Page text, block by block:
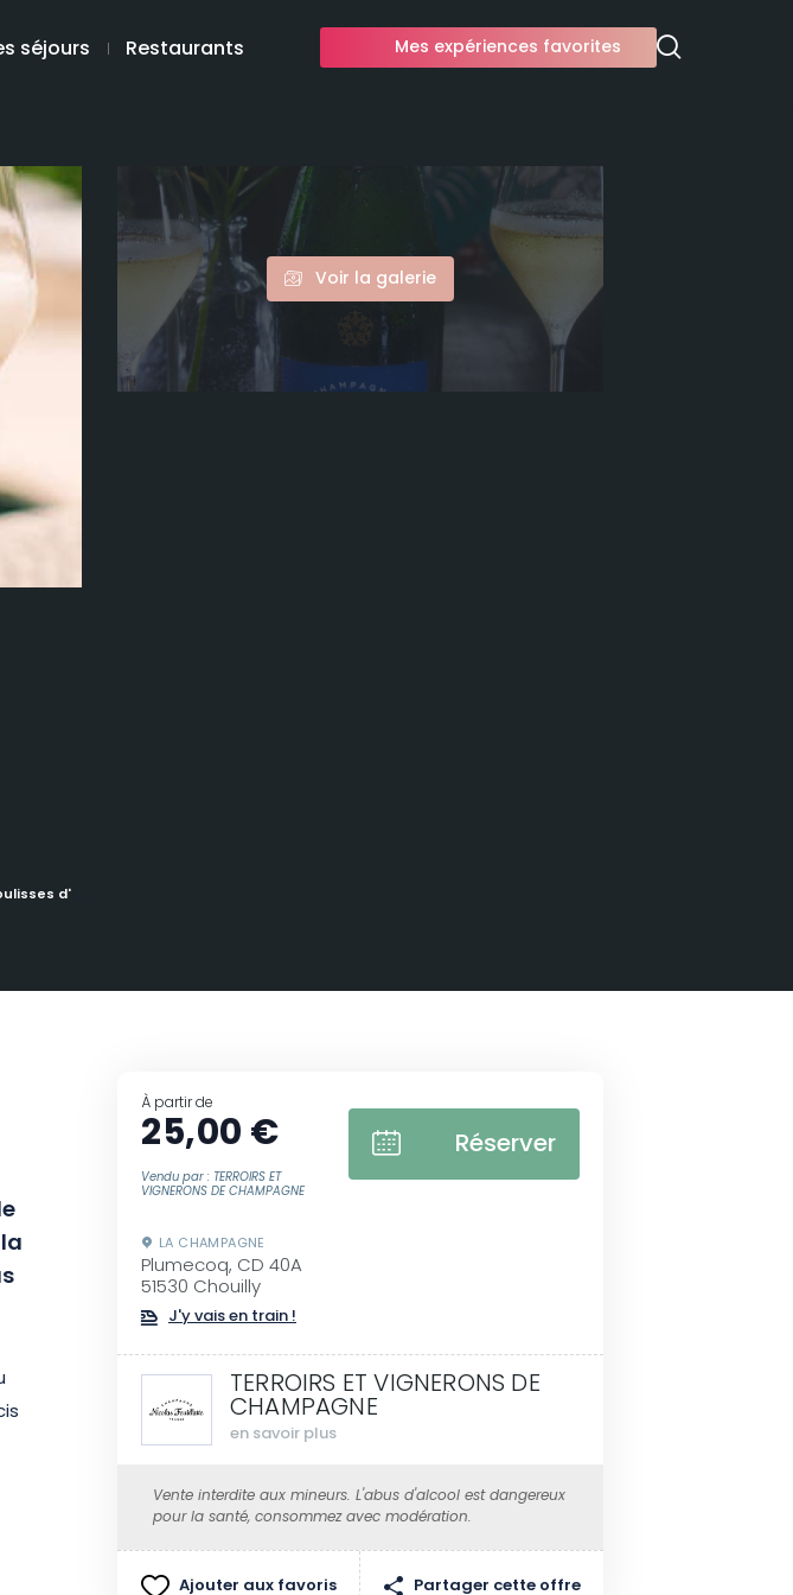
séjours Restaurants Mes expériences favorites
Voir la galerie
Nicolas Feuillatte
À partir de
25,00 €
Vendu par : TERROIRS ET
VIGNERONS DE CHAMPAGNE
Réserver
LA CHAMPAGNE
Plumecoq, CD 40A
51530 Chouilly
J'y vais en train !
TERROIRS ET VIGNERONS DE
CHAMPAGNE
en savoir plus
Vente interdite aux mineurs. L'abus d'alcool est dangereux
pour la santé, consommez avec modération.
Ajouter aux favoris Partager cette offre